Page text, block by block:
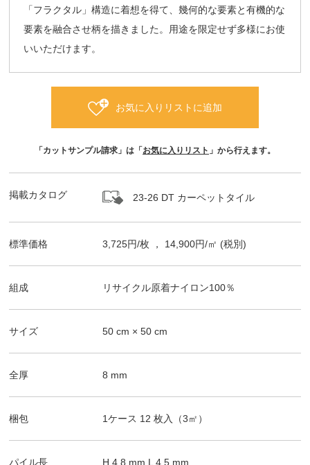
「フラクタル」構造に着想を得て、幾何的な要素と有機的な
要素を融合させ柄を描きました。用途を限定せず多様にお使
いいただけます。
お気に入りリストに追加
「カットサンプル請求」は「 お気に入りリスト 」から行えます。
掲載カタログ 23-26 DT カーペットタイル
標準価格 3,725円/枚 ， 14,900円/㎡ (税別)
組成 リサイクル原着ナイロン100％
サイズ 50 cm ×50 cm
全厚 8 mm
梱包 1ケース 12 枚入（3㎡）
パイル長 H 4.8 mm L 4.5 mm